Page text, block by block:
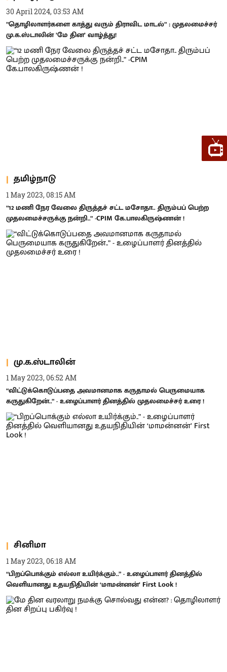
30 April 2024, 03:53 AM
”தொழிலாளர்களை காத்து வரும் திராவிட மாடல்” : முதலமைச்சர்
மு.க.ஸ்டாலின் ’மே தின’ வாழ்த்து!
தமிழ்நாடு
1 May 2023, 08:15 AM
“12 மணி நேர வேலை திருத்தச் சட்ட மசோதா.. திரும்பப் பெற்ற
முதலமைச்சருக்கு நன்றி..” -CPIM கே.பாலகிருஷ்ணன் !
மு.க.ஸ்டாலின்
1 May 2023, 06:52 AM
“விட்டுக்கொடுப்பதை அவமானமாக கருதாமல் பெருமையாக
கருதுகிறேன்..” - உழைப்பாளர் தினத்தில் முதலமைச்சர் உரை !
சினிமா
1 May 2023, 06:18 AM
“பிறப்பொக்கும் எல்லா உயிர்க்கும்..” - உழைப்பாளர் தினத்தில்
வெளியானது உதயநிதியின் ‘மாமன்னன்’ First Look !